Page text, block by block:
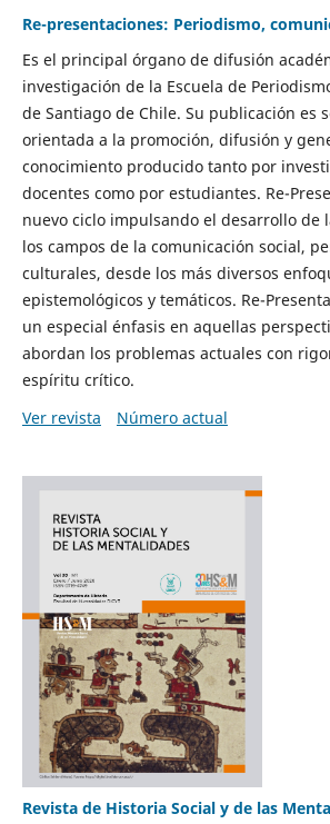
Re-presentaciones: Periodismo,
Es el principal órgano de difusión
investigación de la Escuela de
de Santiago de Chile. Su publicación es
orientada a la promoción, difusión y
conocimiento producido tanto por
docentes como por estudiantes. Re-
nuevo ciclo impulsando el desarrollo de
los campos de la comunicación social,
culturales, desde los más diversos
epistemológicos y temáticos. Re-
un especial énfasis en aquellas
abordan los problemas actuales con
espíritu crítico.
Ver revista
Número actual
Revista de Historia Social y de las